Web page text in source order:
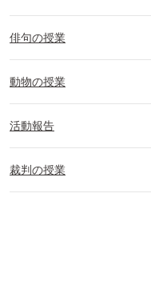
俳句の授業
動物の授業
活動報告
裁判の授業